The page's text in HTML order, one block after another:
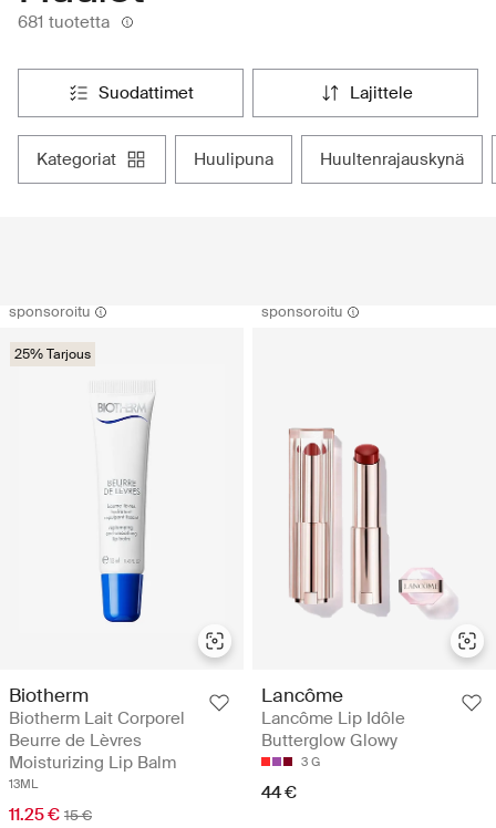
681 tuotetta
suodattimet lajittele
kategoriat huulipuna huultenrajauskynä
sponsoroitu
25% Tarjous
Biotherm
Biotherm Lait Corporel
Beurre de Lèvres
Moisturizing Lip Balm
13ML
11.25 € 15 €
sponsoroitu
Lancôme
Lancôme Lip Idôle
Butterglow Glowy
3 G
44 €